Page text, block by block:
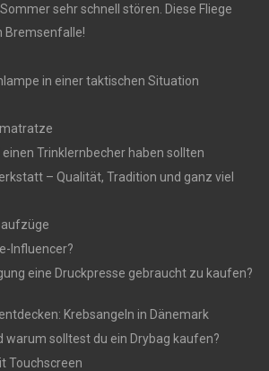
sehr schnell stören. Diese Fliege
Bremsenfalle!
in einer taktischen Situation
Trinklernbecher haben sollten
– Qualität, Tradition und ganz viel
Influencer?
eine Druckpresse gebraucht zu kaufen?
Krebsangeln in Dänemark
warum solltest du ein Drybag kaufen?
Touchscreen